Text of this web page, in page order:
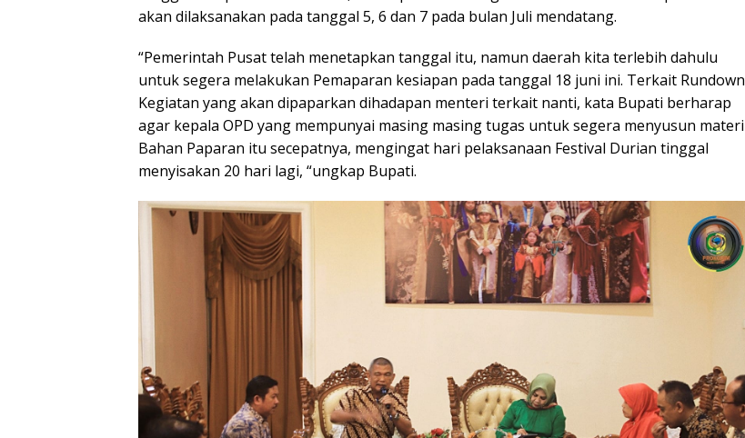
akan dilaksanakan pada tanggal 5, 6 dan 7 pada bulan Juli mendatang.
“Pemerintah Pusat telah menetapkan tanggal itu, namun daerah kita terlebih dahulu
untuk segera melakukan Pemaparan kesiapan pada tanggal 18 juni ini. Terkait Rundown
Kegiatan yang akan dipaparkan dihadapan menteri terkait nanti, kata Bupati berharap
agar kepala OPD yang mempunyai masing masing tugas untuk segera menyusun materi
Bahan Paparan itu secepatnya, mengingat hari pelaksanaan Festival Durian tinggal
menyisakan 20 hari lagi, “ungkap Bupati.